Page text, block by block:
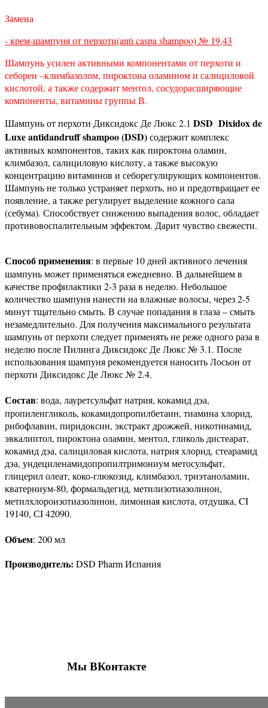
Замена
- крем-шампуня от перхоти(anti caspa shampoo) № 19,43
Шампунь усилен активными компонентами от перхоти и
себореи –климбазолом, пироктона оламином и салициловой
кислотой, а также содержит ментол, сосудорасширяющие
компоненты, витамины группы В.
Шампунь от перхоти Диксидокс Де Люкс 2.1 DSD Dixidox de
Luxe antidandruff shampoo (DSD)содержит комплекс
активных компонентов, таких как пироктона оламин,
климбазол, салициловую кислоту, а также высокую
концентрацию витаминов и себорегулирующих компонентов.
Шампунь не только устраняет перхоть, но и предотвращает ее
появление, а также регулирует выделение кожного сала
(себума). Способствует снижению выпадения волос, обладает
противовоспалительным эффектом. Дарит чувство свежести.
Способ применения: в первые 10 дней активного лечения
шампунь может применяться ежедневно. В дальнейшем в
качестве профилактики 2-3 раза в неделю. Небольшое
количество шампуня нанести на влажные волосы, через 2-5
минут тщательно смыть. В случае попадания в глаза – смыть
незамедлительно. Для получения максимального результата
шампунь от перхоти следует применять не реже одного раза в
неделю после Пилинга Диксидокс Де Люкс № 3.1. После
использования шампуня рекомендуется наносить Лосьон от
перхоти Диксидокс Де Люкс № 2.4.
Состав: вода, лауретсульфат натрия, кокамид дэа,
пропиленгликоль, кокамидопропилбетаин, тиамина хлорид,
рибофлавин, пиридоксин, экстракт дрожжей, никотинамид,
эвкалиптол, пироктона оламин, ментол, гликоль дистеарат,
кокамид дэа, салициловая кислота, натрия хлорид, стеарамид
дэа, ундециленамидопропилтримониум метосульфат,
глицерил олеат, коко-глюкозид, климбазол, триэтаноламин,
кватерниум-80, формальдегид, метилизотиазолинон,
метилхлороизотиазолинон, лимонная кислота, отдушка, CI
19140, СI 42090.
Объем: 200 мл
Производитель: DSD Pharm Испания
Мы ВКонтакте